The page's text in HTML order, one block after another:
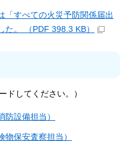
「すべての火災予防関係届出
。 （PDF 398.3 KB）
ドしてください。）
設備担当）
保安査察担当）